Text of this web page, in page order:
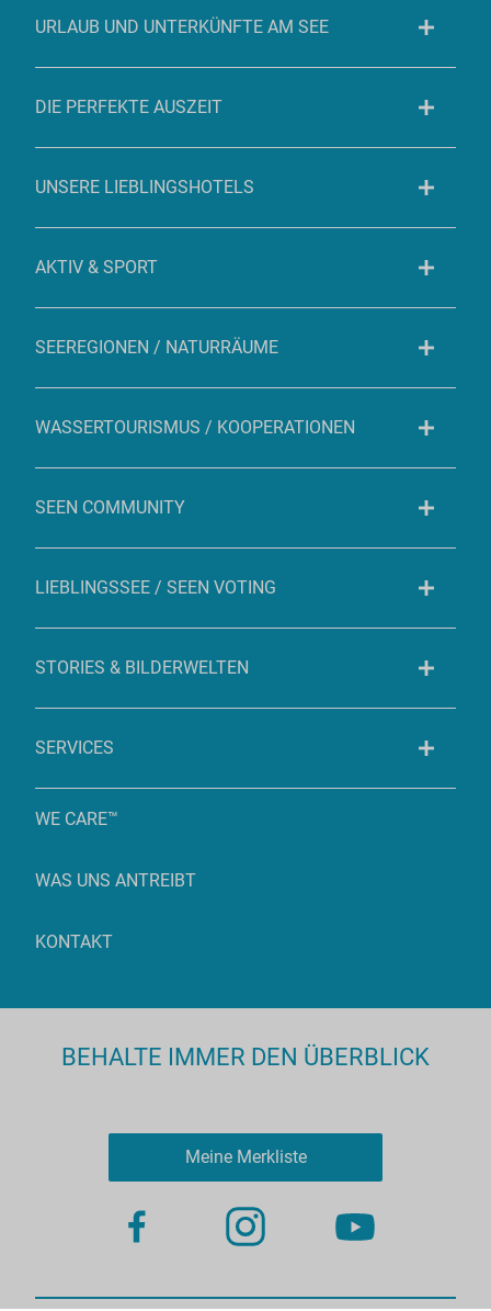
URLAUB UND UNTERKÜNFTE AM SEE
DIE PERFEKTE AUSZEIT
UNSERE LIEBLINGSHOTELS
AKTIV & SPORT
SEEREGIONEN / NATURRÄUME
WASSERTOURISMUS / KOOPERATIONEN
SEEN COMMUNITY
LIEBLINGSSEE / SEEN VOTING
STORIES & BILDERWELTEN
SERVICES
WE CARE™
WAS UNS ANTREIBT
KONTAKT
BEHALTE IMMER DEN ÜBERBLICK
Meine Merkliste